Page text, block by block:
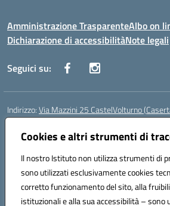
Cookies e altri strumenti di
Il nostro Istituto non utilizza strumenti di
sono utilizzati esclusivamente cookies
corretto funzionamento del sito, alla
istituzionali e alla sua accessibilità – sono
Amministrazione TrasparenteAlbo on
Dichiarazione di accessibilitàNote legali
Seguici su:
Indirizzo:Via Mazzini 25 CastelVolturno
Centralino:
Posta elettronica certificata (PEC):
Codice fiscale: 93063510619
Codice meccanografico:CEIS014005
Codice Indice delle Pubbliche Amministrazioni
Codice unico di fatturazione (CUF): UOU8EW